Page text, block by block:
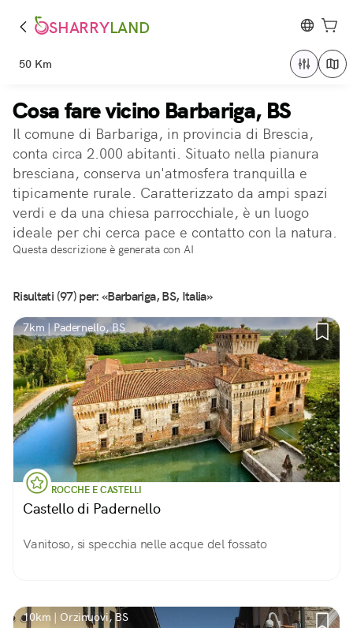
SHARRYLAND
50 Km
Cosa fare vicino Barbariga, BS
Il comune di Barbariga, in provincia di Brescia,
conta circa 2.000 abitanti. Situato nella pianura
bresciana, conserva un'atmosfera tranquilla e
tipicamente rurale. Caratterizzato da ampi spazi
verdi e da una chiesa parrocchiale, è un luogo
ideale per chi cerca pace e contatto con la natura.
Questa descrizione è generata con AI
Risultati (97) per: «Barbariga, BS, Italia»
7km | Padernello, BS
ROCCHE E CASTELLI
Castello di Padernello
Vanitoso, si specchia nelle acque del fossato
10km | Orzinuovi, BS